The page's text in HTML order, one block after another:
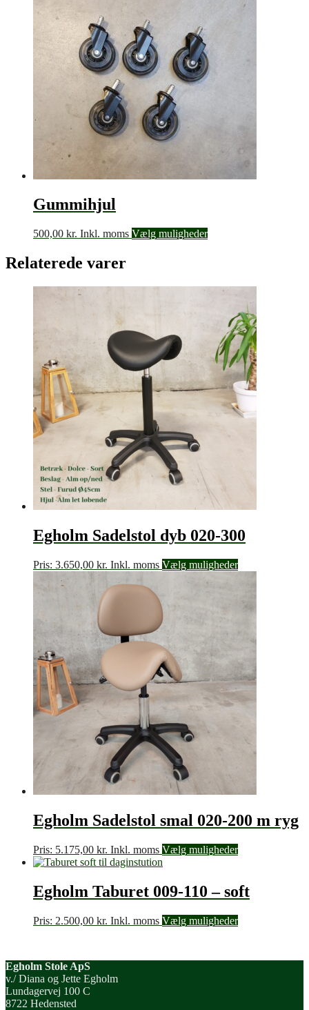
Gummihjul
500,00 kr. Inkl. moms Vælg muligheder
Relaterede varer
Egholm Sadelstol dyb 020-300
Pris: 3.650,00 kr. Inkl. moms Vælg muligheder
Egholm Sadelstol smal 020-200 m ryg
Pris: 5.175,00 kr. Inkl. moms Vælg muligheder
Egholm Taburet 009-110 – soft
Pris: 2.500,00 kr. Inkl. moms Vælg muligheder
Egholm Stole ApS
v./ Diana og Jette Egholm
Lundagervej 100 C
8722 Hedensted